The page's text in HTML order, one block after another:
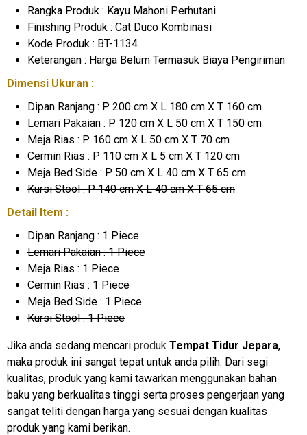
Rangka Produk : Kayu Mahoni Perhutani
Finishing Produk : Cat Duco Kombinasi
Kode Produk : BT-1134
Keterangan : Harga Belum Termasuk Biaya Pengiriman
Dimensi Ukuran :
Dipan Ranjang : P 200 cm X L 180 cm X T 160 cm
Lemari Pakaian : P 120 cm X L 50 cm X T 150 cm
Meja Rias : P 160 cm X L 50 cm X T 70 cm
Cermin Rias : P 110 cm X L 5 cm X T 120 cm
Meja Bed Side : P 50 cm X L 40 cm X T 65 cm
Kursi Stool : P 140 cm X L 40 cm X T 65 cm
Detail Item :
Dipan Ranjang : 1 Piece
Lemari Pakaian : 1 Piece
Meja Rias : 1 Piece
Cermin Rias : 1 Piece
Meja Bed Side : 1 Piece
Kursi Stool : 1 Piece
Jika anda sedang mencari produk Tempat Tidur Jepara,
maka produk ini sangat tepat untuk anda pilih. Dari segi
kualitas, produk yang kami tawarkan menggunakan bahan
baku yang berkualitas tinggi serta proses pengerjaan yang
sangat teliti dengan harga yang sesuai dengan kualitas
produk yang kami berikan.